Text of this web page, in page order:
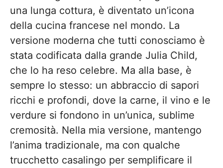
una lunga cottura, è diventato un’icona
della cucina francese nel mondo. La
versione moderna che tutti conosciamo è
stata codificata dalla grande Julia Child,
che lo ha reso celebre. Ma alla base, è
sempre lo stesso: un abbraccio di sapori
ricchi e profondi, dove la carne, il vino e le
verdure si fondono in un’unica, sublime
cremosità. Nella mia versione, mantengo
l’anima tradizionale, ma con qualche
trucchetto casalingo per semplificare il